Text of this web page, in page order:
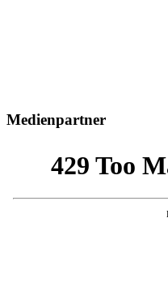
Medienpartner